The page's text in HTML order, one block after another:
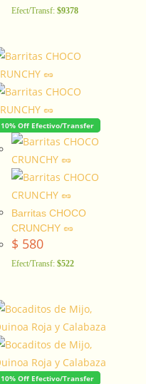
Efect/Transf: $9378
10% Off Efectivo/Transfer
Barritas CHOCO
CRUNCHY 🥜
$ 580
Efect/Transf: $522
10% Off Efectivo/Transfer